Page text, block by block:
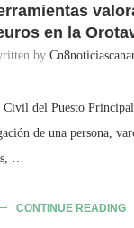
en la
by
Civil del Puesto
de una persona,
…
CONTINUE READING